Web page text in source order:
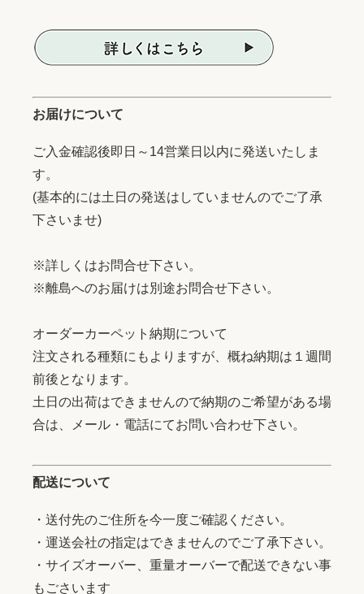
お届けについて
ご入金確認後即日～14営業日以内に発送いたしま
す。
(基本的には土日の発送はしていませんのでご了承
下さいませ)
※詳しくはお問合せ下さい。
※離島へのお届けは別途お問合せ下さい。
オーダーカーペット納期について
注文される種類にもよりますが、概ね納期は１週間
前後となります。
土日の出荷はできませんので納期のご希望がある場
合は、メール・電話にてお問い合わせ下さい。
配送について
・送付先のご住所を今一度ご確認ください。
・運送会社の指定はできませんのでご了承下さい。
・サイズオーバー、重量オーバーで配送できない事
もごさいます